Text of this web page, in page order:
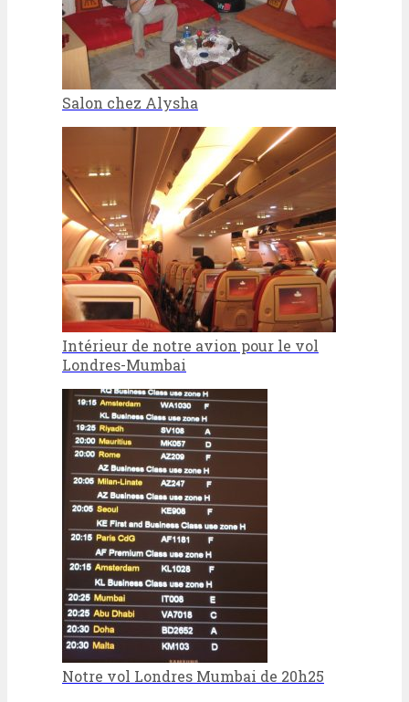
Salon chez Alysha
Intérieur de notre avion pour le vol
Londres-Mumbai
Notre vol Londres Mumbai de 20h25